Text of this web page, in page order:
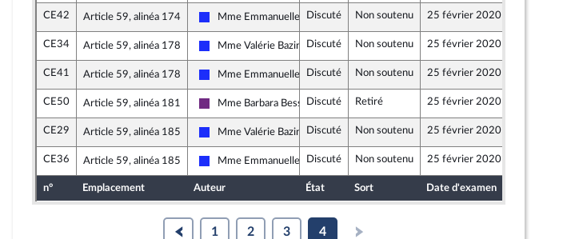
CE42 Article 59, alinéa 174
Les Républicains
Mme Emmanuelle Anthoine
Discuté Non soutenu 25 février 2020
CE34 Article 59, alinéa 178
Les Républicains
Mme Valérie Bazin-Malgras
Discuté Non soutenu 25 février 2020
CE41 Article 59, alinéa 178
Les Républicains
Mme Emmanuelle Anthoine
Discuté Non soutenu 25 février 2020
CE50 Article 59, alinéa 181
La République en Marche
Mme Barbara Bessot Ballot
Discuté Retiré 25 février 2020
CE29 Article 59, alinéa 185
Les Républicains
Mme Valérie Bazin-Malgras
Discuté Non soutenu 25 février 2020
CE36 Article 59, alinéa 185
Les Républicains
Mme Emmanuelle Anthoine
Discuté Non soutenu 25 février 2020
n° Emplacement Auteur État Sort Date d'examen
1 2 3 4